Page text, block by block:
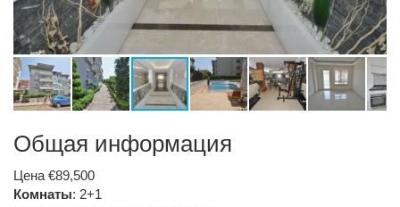
Общая информация
Цена €89,500
Комнаты: 2+1